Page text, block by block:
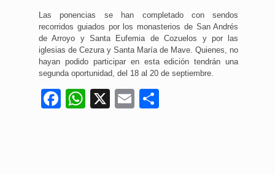
Las ponencias se han completado con sendos
recorridos guiados por los monasterios de San Andrés
de Arroyo y Santa Eufemia de Cozuelos y por las
iglesias de Cezura y Santa María de Mave. Quienes, no
hayan podido participar en esta edición tendrán una
segunda oportunidad, del 18 al 20 de septiembre.
Facebook
WhatsApp
X Email